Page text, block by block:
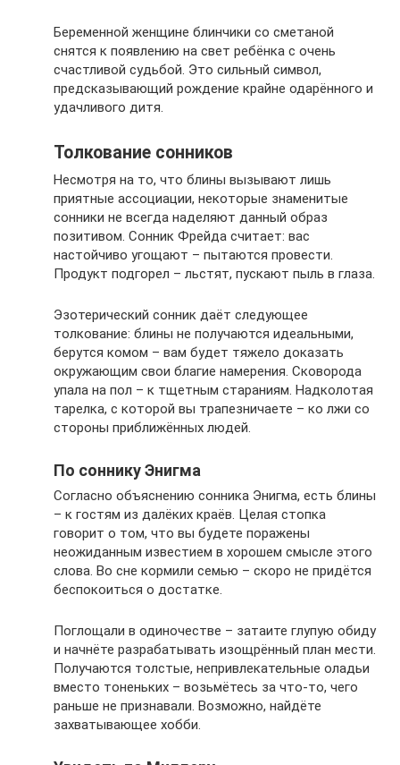
Беременной женщине блинчики со сметаной
снятся к появлению на свет ребёнка с очень
счастливой судьбой. Это сильный символ,
предсказывающий рождение крайне одарённого и
удачливого дитя.
Толкование сонников
Несмотря на то, что блины вызывают лишь
приятные ассоциации, некоторые знаменитые
сонники не всегда наделяют данный образ
позитивом. Сонник Фрейда считает: вас
настойчиво угощают – пытаются провести.
Продукт подгорел – льстят, пускают пыль в глаза.
Эзотерический сонник даёт следующее
толкование: блины не получаются идеальными,
берутся комом – вам будет тяжело доказать
окружающим свои благие намерения. Сковорода
упала на пол – к тщетным стараниям. Надколотая
тарелка, с которой вы трапезничаете – ко лжи со
стороны приближённых людей.
По соннику Энигма
Согласно объяснению сонника Энигма, есть блины
– к гостям из далёких краёв. Целая стопка
говорит о том, что вы будете поражены
неожиданным известием в хорошем смысле этого
слова. Во сне кормили семью – скоро не придётся
беспокоиться о достатке.
Поглощали в одиночестве – затаите глупую обиду
и начнёте разрабатывать изощрённый план мести.
Получаются толстые, непривлекательные оладьи
вместо тоненьких – возьмётесь за что-то, чего
раньше не признавали. Возможно, найдёте
захватывающее хобби.